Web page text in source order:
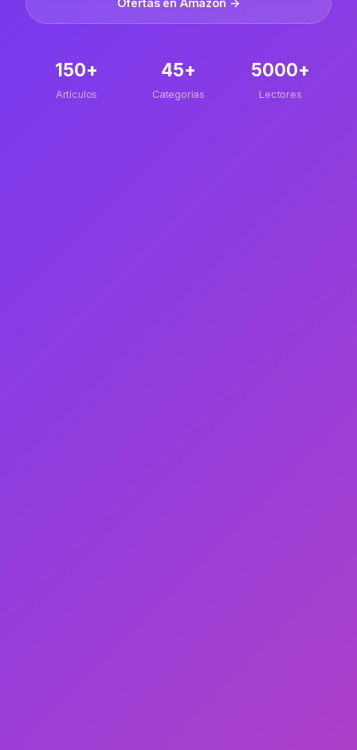
150+
Artículos
45+
Categorías
5000+
Lectores